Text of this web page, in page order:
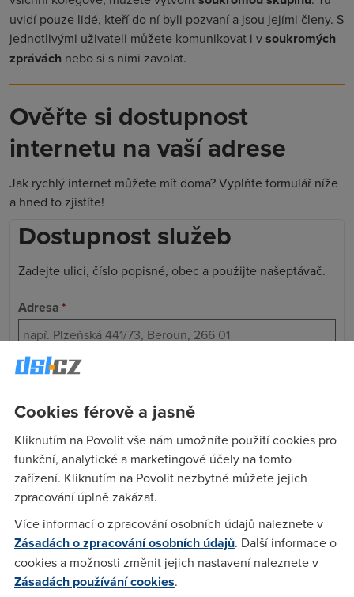
uvidí pouze lidé, kteří do ní byli pozvaní a jsou jejími členy. S
jednotlivými uživateli můžete komunikovat i vsoukromých
zprávách nebo si s nimi zavolat.
Ověřte si dostupnost
internetu na vaší adrese
Jak rychlý internet můžete mít doma? Vyplňte formulář níže
a hned to zjistíte!
Dostupnost služeb
Zadejte ulici, číslo popisné, obec a použijte našeptávač.
Adresa*
Telefon*
Ověřit dostupnost
Jaké jsou jeho výhody?
Aplikace vám umožní sdílet se členy vašeho týmu nejen
různé
Cookies férově a jasně
Kliknutím na Povolit vše nám umožníte použití cookies pro
funkční, analytické a marketingové účely na tomto
zařízení. Kliknutím na Povolit nezbytné můžete jejich
zpracování úplně zakázat.
Více informací o zpracování osobních údajů naleznete v
Zásadách o zpracování osobních údajů. Další informace o
cookies a možnosti změnit jejich nastavení naleznete v
Zásadách používání cookies.